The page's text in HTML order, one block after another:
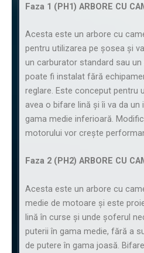
Faza 1 (PH1) ARBORE CU
Acesta este un arbore cu
pentru utilizarea pe șosea și
un carburator standard sau
poate fi instalat fără
reglare. Este conceput pentru
avea o bifare lină și îi va da un
gama medie inferioară.
motorului vor crește
Faza 2 (PH2) ARBORE CU
Acesta este un arbore cu
medie de motoare și este
lină în curse și unde șoferul
puterii în gama medie, fără a
de putere în gama joasă.